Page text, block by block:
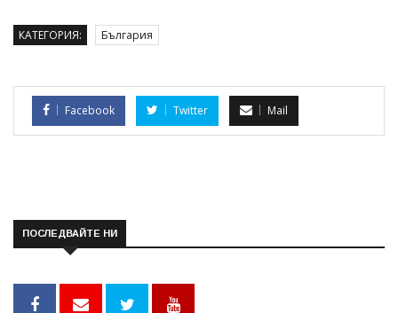
КАТЕГОРИЯ: България
Facebook Twitter Mail
ПОСЛЕДВАЙТЕ НИ